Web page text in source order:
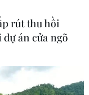
rút thu hồi
dự án cửa ngõ